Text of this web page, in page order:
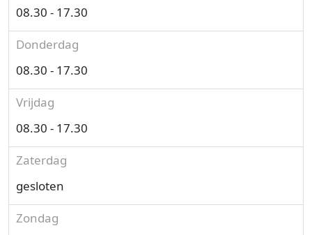
08.30 - 17.30
Donderdag
08.30 - 17.30
Vrijdag
08.30 - 17.30
Zaterdag
gesloten
Zondag